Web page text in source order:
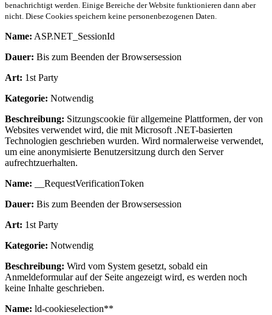
benachrichtigt werden. Einige Bereiche der Website funktionieren dann aber
nicht. Diese Cookies speichern keine personenbezogenen Daten.
Name: ASP.NET_SessionId
Dauer: Bis zum Beenden der Browsersession
Art: 1st Party
Kategorie: Notwendig
Beschreibung: Sitzungscookie für allgemeine Plattformen, der von
Websites verwendet wird, die mit Microsoft .NET-basierten
Technologien geschrieben wurden. Wird normalerweise verwendet,
um eine anonymisierte Benutzersitzung durch den Server
aufrechtzuerhalten.
Name: __RequestVerificationToken
Dauer: Bis zum Beenden der Browsersession
Art: 1st Party
Kategorie: Notwendig
Beschreibung: Wird vom System gesetzt, sobald ein
Anmeldeformular auf der Seite angezeigt wird, es werden noch
keine Inhalte geschrieben.
Name: ld-cookieselection**